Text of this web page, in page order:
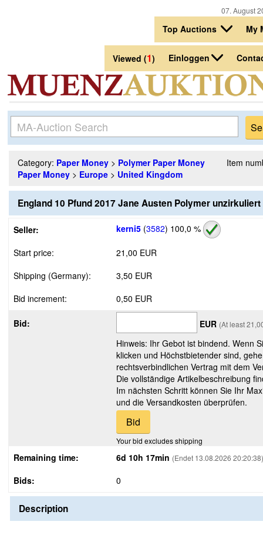
07. August
Top Auctions My
Viewed (1) Einloggen
Category: Paper Money > Polymer Paper Money
Paper Money > Europe > United Kingdom
Item
England 10 Pfund 2017 Jane Austen Polymer unzirkuliert
Seller: kerni5 (3582) 100,0 %
Start price:
21,00 EUR
Shipping (Germany):
3,50 EUR
Bid increment:
0,50 EUR
Bid: EUR (At least
Hinweis: Ihr Gebot ist bindend. Wenn
klicken und Höchstbietender sind,
rechtsverbindlichen Vertrag mit dem
Die vollständige Artikelbeschreibung
Im nächsten Schritt können Sie Ihr
und die Versandkosten überprüfen.
Your bid excludes shipping
Remaining time: 6d 10h 17min (Endet 13.08.2026 20:20:38)
Bids: 0
Description